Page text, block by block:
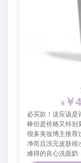
￥
必买款！这应该是
棒但是价格又特别
很多美妆博主推荐
净而且洗完皮肤很
难得的良心洗面奶